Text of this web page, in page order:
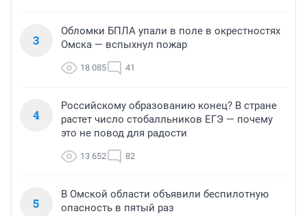
3
Обломки БПЛА упали в поле в окрестностях
Омска — вспыхнул пожар
18 085 41
4
Российскому образованию конец? В стране
растет число стобалльников ЕГЭ — почему
это не повод для радости
13 652 82
5
В Омской области объявили беспилотную
опасность в пятый раз